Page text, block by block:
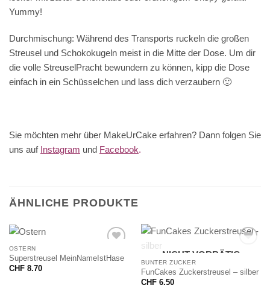
Yummy!
Durchmischung: Während des Transports ruckeln die großen
Streusel und Schokokugeln meist in die Mitte der Dose. Um dir
die volle StreuselPracht bewundern zu können, kipp die Dose
einfach in ein Schüsselchen und lass dich verzaubern 🙂
Sie möchten mehr über MakeUrCake erfahren? Dann folgen Sie
uns auf Instagram und Facebook.
ÄHNLICHE PRODUKTE
OSTERN
Superstreusel MeinNameIstHase
CHF8.70
NICHT VORRÄTIG
BUNTER ZUCKER
FunCakes Zuckerstreusel – silber
CHF6.50